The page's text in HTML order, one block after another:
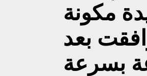
مكونة
بعد
بسرعة